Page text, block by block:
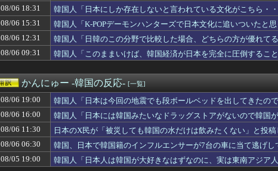
韓国人「韓国が熊本地震で飲料水1万本送ったら日本人は韓国産の水は〇〇だ
韓国人「青年失業率7.0%の韓国で日本が韓国人の海外就業先国家で1位に！
韓国人「このままいけば、韓国経済が日本を完全に圧倒することになるのは既
韓国人「悲報：日本と韓国の立場が完全に逆転してしまった模様…」→「日
海外「日本のアニメは世界観や設定の作り込みが半端じゃない…！」外国人
海外「何が起きたの？」日本で起きた列車とトラックの衝突事故に海外びっ
【GAME】「EA」の買収と大規模削減計画が物議！海外ゲーマー「10年間ずっ
【ドイツ】ドイツがバカンスに行くよ【ポーランドボール】
米企業CEOの熊本地震寄付にユーザー反発！（海外の反応）
大谷翔平の2本塁打も空しく・・・ド軍の6連敗に全米騒然！←「アメリカの
海外「良いスーツだ！」鎌田大地の誕生日にCパレスが投稿した写真に海外大
「席を立たずに、わずらわしいコマーシャルを黙らせられます」1955年のテ
英国人「ようこそ」冨安健洋、クリスタルパレス加入が決定的に！メディカ
韓国人「日本で新発売Galaxy Z Foldが売り切れちゃった理由」
帰化日本人「日本で帰化後に在留カードを要求されて断ったときの反応は大
08/06 18:31
韓国人「日本にしか存在しないと言われている文化がこちら・・
08/06 15:31
韓国人「K-POPデーモンハンターズで日本文化に追いついたと
08/06 12:31
韓国人「日韓のこの分野で比較した場合、どちらの方が優れてる
08/06 09:31
韓国人「このままいけば、韓国経済が日本を完全に圧倒するこ
かんにゅー -韓国の反応- [一覧]
08/06 19:00
韓国人「日本は今回の地震でも段ボールベッドを出してきたの
08/06 16:00
韓国人「日本には韓国みたいなドラッグストアがないので韓国
08/06 11:30
日本のX民が「被災しても韓国の水だけは飲みたくない」と投
08/06 06:30
韓国、日本で韓国籍のインフルエンサーが7台の車に当て逃げ
めつけて責任転嫁
08/05 19:00 韓国人「日本人は韓国が大好きなはずなのに、実は東南アジア